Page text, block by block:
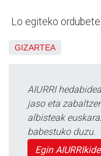
Lo egiteko
GIZARTEA
AIURRI
jaso eta
albisteak
babestuko duzu.
Egin